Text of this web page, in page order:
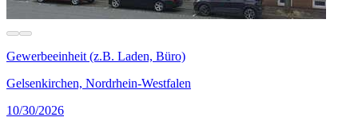
Gewerbeeinheit (z.B. Laden, Büro)
Gelsenkirchen, Nordrhein-Westfalen
10/30/2026